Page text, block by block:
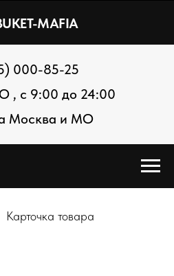
MAFIA
000-85-25
, с 9:00 до 24:00
Москва и МО
Карточка товара